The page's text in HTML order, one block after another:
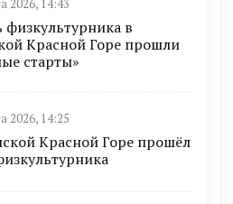
2026, 14:43
физкультурника в
Красной Горе прошли
старты»
2026, 14:25
Красной Горе прошёл